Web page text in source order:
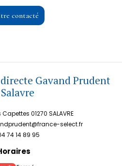
contacté
Gavand Prudent
Capettes 01270 SALAVRE
select.fr
74 14 89 95​